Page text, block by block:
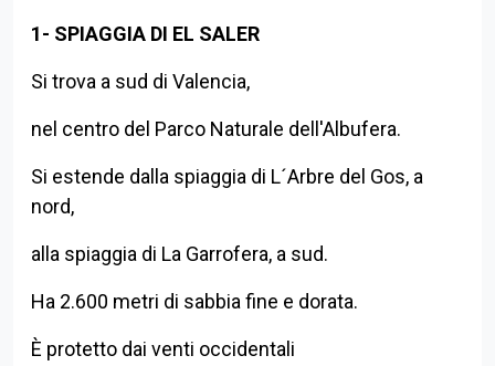
1- SPIAGGIA DI EL SALER
Si trova a sud di Valencia,
nel centro del Parco Naturale dell'Albufera.
Si estende dalla spiaggia di L´Arbre del Gos, a
nord,
alla spiaggia di La Garrofera, a sud.
Ha 2.600 metri di sabbia fine e dorata.
È protetto dai venti occidentali